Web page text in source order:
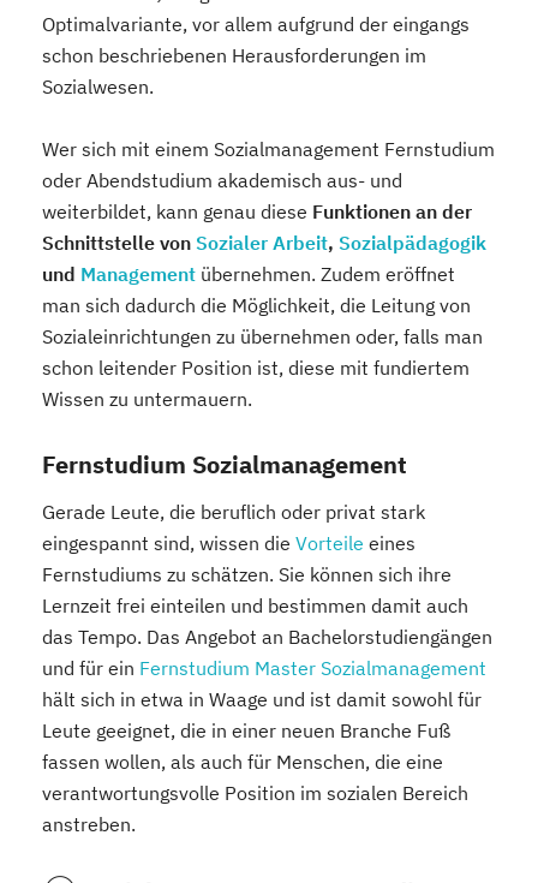
Optimalvariante, vor allem aufgrund der eingangs
schon beschriebenen Herausforderungen im
Sozialwesen.
Wer sich mit einem Sozialmanagement Fernstudium
oder Abendstudium akademisch aus- und
weiterbildet, kann genau diese Funktionen an der
Schnittstelle von Sozialer Arbeit, Sozialpädagogik
und Management übernehmen. Zudem eröffnet
man sich dadurch die Möglichkeit, die Leitung von
Sozialeinrichtungen zu übernehmen oder, falls man
schon leitender Position ist, diese mit fundiertem
Wissen zu untermauern.
Fernstudium Sozialmanagement
Gerade Leute, die beruflich oder privat stark
eingespannt sind, wissen die Vorteile eines
Fernstudiums zu schätzen. Sie können sich ihre
Lernzeit frei einteilen und bestimmen damit auch
das Tempo. Das Angebot an Bachelorstudiengängen
und für ein Fernstudium Master Sozialmanagement
hält sich in etwa in Waage und ist damit sowohl für
Leute geeignet, die in einer neuen Branche Fuß
fassen wollen, als auch für Menschen, die eine
verantwortungsvolle Position im sozialen Bereich
anstreben.